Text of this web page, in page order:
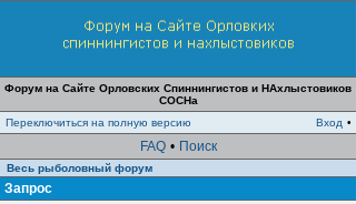
Форум на Сайте Орловских Спиннингистов и НАхлыстовиков
СОСНа
Переключиться на полную версию
Вход •
FAQ • Поиск
Весь рыболовный форум
Запрос